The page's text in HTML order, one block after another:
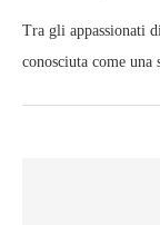
Tra gli appassionati
conosciuta come